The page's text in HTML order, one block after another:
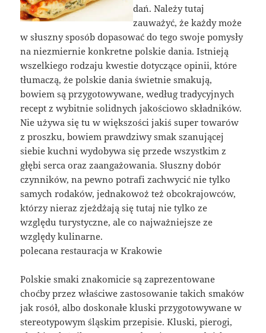
dań. Należy tutaj
zauważyć, że każdy może
w słuszny sposób dopasować do tego swoje pomysły
na niezmiernie konkretne polskie dania. Istnieją
wszelkiego rodzaju kwestie dotyczące opinii, które
tłumaczą, że polskie dania świetnie smakują,
bowiem są przygotowywane, według tradycyjnych
recept z wybitnie solidnych jakościowo składników.
Nie używa się tu w większości jakiś super towarów
z proszku, bowiem prawdziwy smak szanującej
siebie kuchni wydobywa się przede wszystkim z
głębi serca oraz zaangażowania. Słuszny dobór
czynników, na pewno potrafi zachwycić nie tylko
samych rodaków, jednakowoż też obcokrajowców,
którzy nieraz zjeżdżają się tutaj nie tylko ze
względu turystyczne, ale co najważniejsze ze
względy kulinarne.
polecana restauracja w Krakowie
Polskie smaki znakomicie są zaprezentowane
choćby przez właściwe zastosowanie takich smaków
jak rosół, albo doskonałe kluski przygotowywane w
stereotypowym śląskim przepisie. Kluski, pierogi,